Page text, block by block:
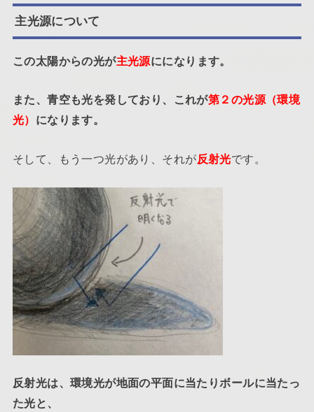
主光源について
この太陽からの光が主光源にになります。
また、青空も光を発しており、これが第２の光源（環境
光） になります。
そして、もう一つ光があり、それが反射光です。
反射光は、環境光が地面の平面に当たりボールに当たっ
た光と、